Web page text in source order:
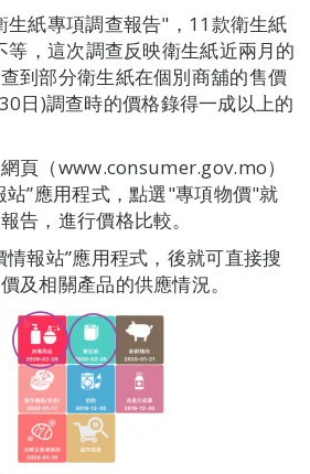
生紙專項調查報告"，11款衛生紙
等，這次調查反映衛生紙近兩月的
到部分衛生紙在個別商舖的售價
日)調查時的價格錄得一成以上的
頁（www.consumer.gov.mo）
站”應用程式，點選"專項物價"就
告，進行價格比較。
報站”應用程式，後就可直接搜
及相關產品的供應情況。